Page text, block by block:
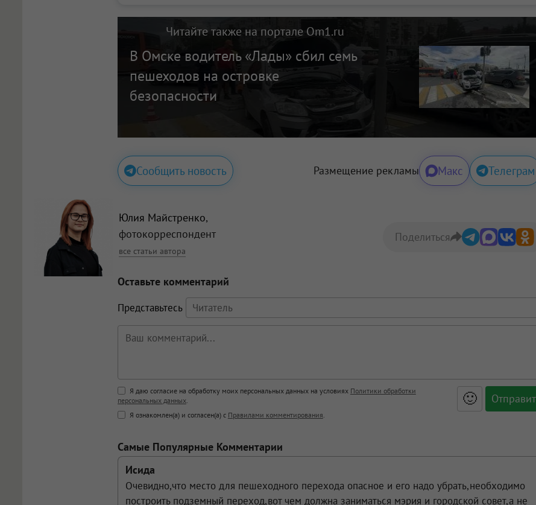
Читайте также на портале Om1.ru
В Омске водитель «Лады» сбил семь
пешеходов на островке
безопасности
Сообщить новость Размещение рекламы Макс Телеграм
Юлия Майстренко,
фотокорреспондент
все статьи автора
Поделиться
Оставьте комментарий
Представьтесь
Поддержка HTML
<b>, <strong>, <u>, <i>, <em>, <s>, <big>, <small>, <sup>, <sub>, <pre>, <ul>, <ol>, <li>,
<blockquote>, <code> экранирует HTML, адреса URL автоматически становятся ссылками, и
Я даю согласие на обработку моих персональных данных на условиях Политики обработки
персональных данных.
Я ознакомлен(а) и согласен(а) с Правилами комментирования
🙂
Самые Популярные Комментарии
Исида
Очевидно,что место для пешеходного перехода опасное и его надо убрать,необходимо
построить подземный переход,вот чем должна заниматься мэрия и городской совет,а не